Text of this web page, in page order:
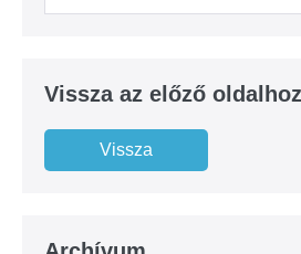
Vissza az előző oldalhoz